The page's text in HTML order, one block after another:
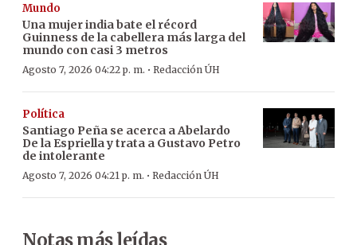
Mundo
Una mujer india bate el récord
Guinness de la cabellera más larga del
mundo con casi 3 metros
Agosto 7, 2026 04:22 p. m. · Redacción ÚH
Política
Santiago Peña se acerca a Abelardo
De la Espriella y trata a Gustavo Petro
de intolerante
Agosto 7, 2026 04:21 p. m. · Redacción ÚH
Notas más leídas